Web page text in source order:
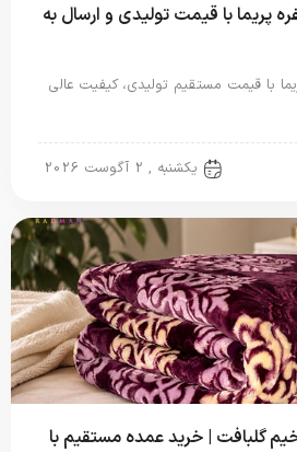
پریما با قیمت تولیدی و ارسال به
با قیمت مستقیم تولیدی، کیفیت عالی
یکشنبه , 2 آگوست 2026
گلبافت | خرید عمده مستقیم با